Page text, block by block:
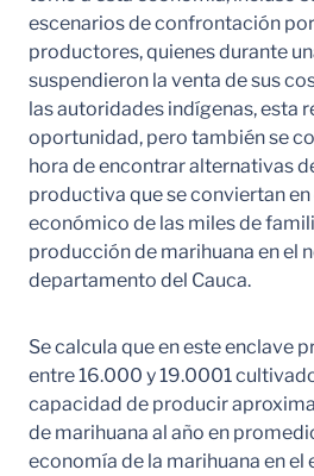
escenarios de confrontación
productores, quienes durante
suspendieron la venta de sus
las autoridades indígenas, esta
oportunidad, pero también se
hora de encontrar alternativas
productiva que se conviertan
económico de las miles de
producción de marihuana en el
departamento del Cauca.
Se calcula que en este enclave
entre 16.000 y 19.0001
capacidad de producir
de marihuana al año en
economía de la marihuana en el